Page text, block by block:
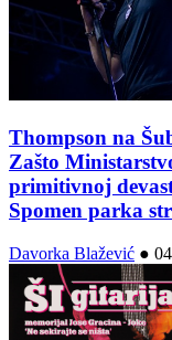
Thompson na
Zašto
primitivnoj
Spomen parka
Davorka Blažević ●